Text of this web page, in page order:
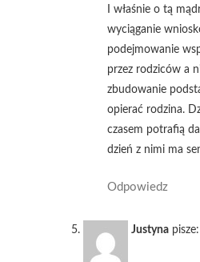
I właśnie o tą
wyciąganie
podejmowanie
przez rodziców a
zbudowanie
opierać rodzina.
czasem potrafią
dzień z nimi ma
Odpowiedz
Justyna pisze: